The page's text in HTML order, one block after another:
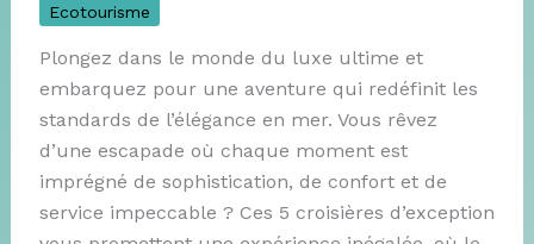
Ecotourisme
Plongez dans le monde du luxe ultime et
embarquez pour une aventure qui redéfinit les
standards de l’élégance en mer. Vous rêvez
d’une escapade où chaque moment est
imprégné de sophistication, de confort et de
service impeccable ? Ces 5 croisières d’exception